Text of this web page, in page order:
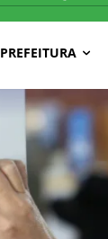
PREFEITURA